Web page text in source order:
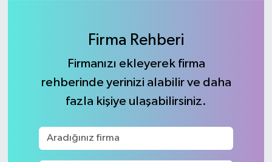
Firma Rehberi
Firmanızı ekleyerek firma
rehberinde yerinizi alabilir ve daha
fazla kişiye ulaşabilirsiniz.
Sağlık
Son Dakika Haberleri